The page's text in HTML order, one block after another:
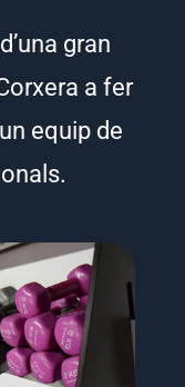
gran
a fer
equip de